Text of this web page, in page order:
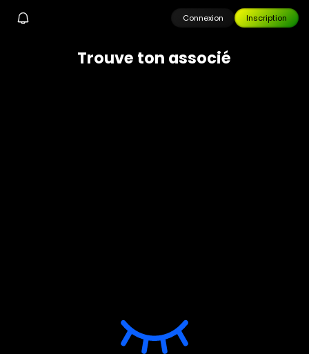
Connexion Inscription
Trouve ton associé